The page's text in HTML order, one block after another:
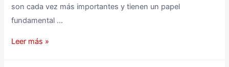
son cada vez más importantes y tienen un papel
fundamental …
Leer más »